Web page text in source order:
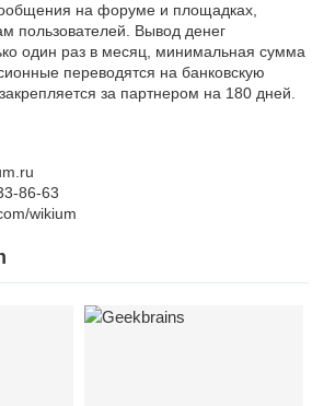
на форуме и площадках,
пользователей. Вывод денег
один раз в месяц, минимальная сумма
переводятся на банковскую
за партнером на 180 дней.
86-63
wikium